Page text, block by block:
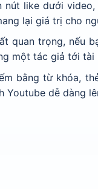
nút like dưới
lại giá trị cho
quan trọng, nếu
một tác giả tới tài
bằng từ khóa,
Youtube dễ dàng